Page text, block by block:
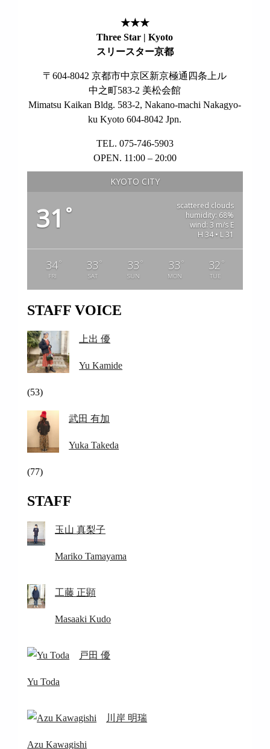
★★★
Three Star | Kyoto
スリースター京都
〒604-8042 京都市中京区新京極通四条上ル
中之町583-2 美松会館
Mimatsu Kaikan Bldg. 583-2, Nakano-machi Nakagyo-
ku Kyoto 604-8042 Jpn.
TEL. 075-746-5903
OPEN. 11:00 – 20:00
KYOTO CITY
31 °
scattered clouds
humidity: 68%
wind: 3 m/s E
H 34 • L 31
34°
FRI
33 °
SAT
33 °
SUN
33 °
MON
32 °
TUE
STAFF VOICE
上出 優
Yu Kamide
(53)
武田 有加
Yuka Takeda
(77)
STAFF
玉山 真梨子
Mariko Tamayama
工藤 正顕
Masaaki Kudo
戸田 優
Yu Toda
川岸 明瑞
Azu Kawagishi